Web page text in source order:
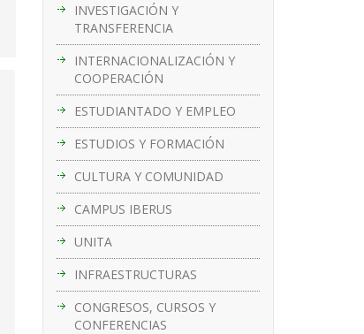
INVESTIGACIÓN Y
TRANSFERENCIA
INTERNACIONALIZACIÓN Y
COOPERACIÓN
ESTUDIANTADO Y EMPLEO
ESTUDIOS Y FORMACIÓN
CULTURA Y COMUNIDAD
CAMPUS IBERUS
UNITA
INFRAESTRUCTURAS
CONGRESOS, CURSOS Y
CONFERENCIAS